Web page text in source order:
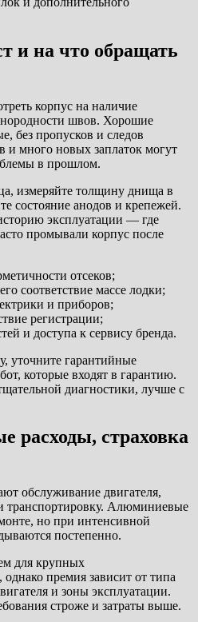
и на что обращать
корпус на наличие
швов. Хорошие
без пропусков и следов
и много новых заплаток могут
в прошлом.
измеряйте толщину днища в
состояние анодов и крепежей.
эксплуатации — где
промывали корпус после
отсеков;
соответствие массе лодки;
и приборов;
регистрации;
и доступа к сервису бренда.
уточните гарантийные
которые входят в гарантию.
диагностики, лучше с
расходы, страховка
обслуживание двигателя,
транспортировку. Алюминиевые
но при интенсивной
постепенно.
для крупных
однако премия зависит от типа
и зоны эксплуатации.
строже и затраты выше.